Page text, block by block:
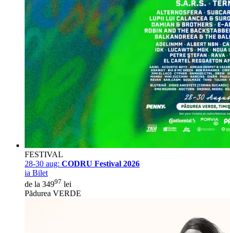
FESTIVAL
28-30 aug: CODRU Festival 2026
ia Bilet
de la 34997 lei
Pădurea VERDE